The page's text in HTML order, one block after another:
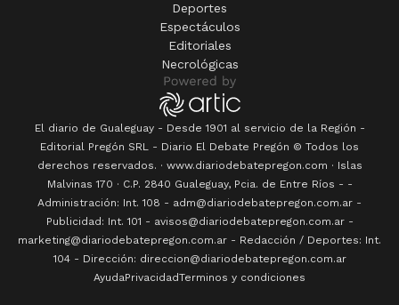
Deportes
Espectáculos
Editoriales
Necrológicas
El diario de Gualeguay - Desde 1901 al servicio de la Región -
Editorial Pregón SRL - Diario El Debate Pregón © Todos los
derechos reservados. · www.diariodebatepregon.com · Islas
Malvinas 170 · C.P. 2840 Gualeguay, Pcia. de Entre Ríos - -
Administración: Int. 108 - adm@diariodebatepregon.com.ar -
Publicidad: Int. 101 - avisos@diariodebatepregon.com.ar -
marketing@diariodebatepregon.com.ar - Redacción / Deportes: Int.
104 - Dirección: direccion@diariodebatepregon.com.ar
AyudaPrivacidadTerminos y condiciones